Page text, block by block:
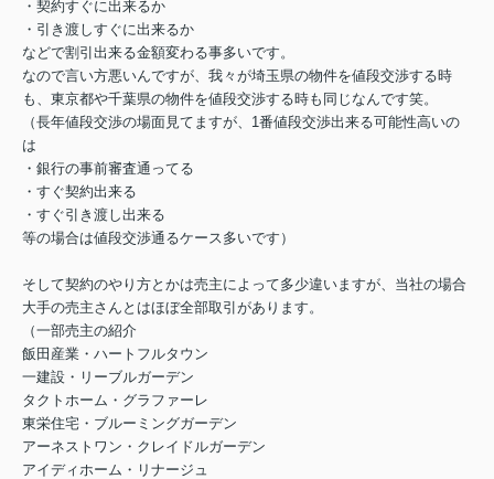
・契約すぐに出来るか
・引き渡しすぐに出来るか
などで割引出来る金額変わる事多いです。
なので言い方悪いんですが、我々が埼玉県の物件を値段交渉する時
も、東京都や千葉県の物件を値段交渉する時も同じなんです笑。
（長年値段交渉の場面見てますが、1番値段交渉出来る可能性高いの
は
・銀行の事前審査通ってる
・すぐ契約出来る
・すぐ引き渡し出来る
等の場合は値段交渉通るケース多いです）
そして契約のやり方とかは売主によって多少違いますが、当社の場合
大手の売主さんとはほぼ全部取引があります。
（一部売主の紹介
飯田産業・ハートフルタウン
一建設・リーブルガーデン
タクトホーム・グラファーレ
東栄住宅・ブルーミングガーデン
アーネストワン・クレイドルガーデン
アイディホーム・リナージュ